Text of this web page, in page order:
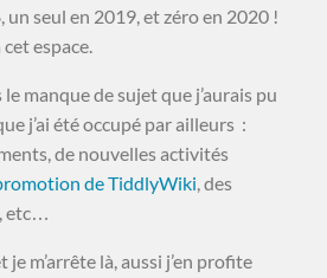
seul en 2019, et zéro en 2020 !
espace.
le manque de sujet que j’aurais pu
j’ai été occupé par ailleurs :
de nouvelles activités
de TiddlyWiki, des
, etc…
m’arrête là, aussi j’en profite